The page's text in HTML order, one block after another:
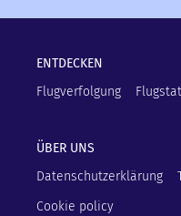
ENTDECKEN
Flugverfolgung
ÜBER UNS
Datenschutzerklärung
Cookie policy